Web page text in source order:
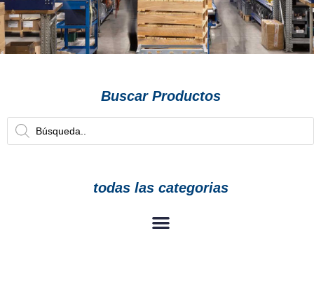
Buscar Productos
todas las categorias